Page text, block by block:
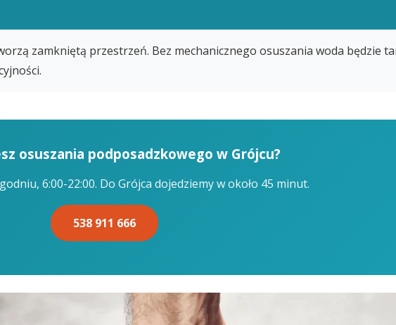
zamkniętą przestrzeń. Bez mechanicznego osuszania woda będzie
osuszania podposadzkowego w Grójcu?
6:00-22:00. Do Grójca dojedziemy w około 45 minut.
538 911 666